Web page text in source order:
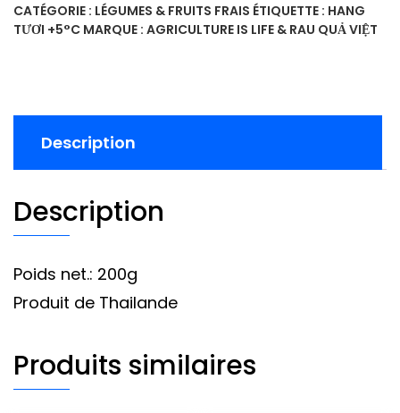
CATÉGORIE : LÉGUMES & FRUITS FRAIS ÉTIQUETTE : HANG
TƯƠI +5°C MARQUE : AGRICULTURE IS LIFE & RAU QUẢ VIỆT
Description
Description
Poids net.: 200g
Produit de Thailande
Produits similaires